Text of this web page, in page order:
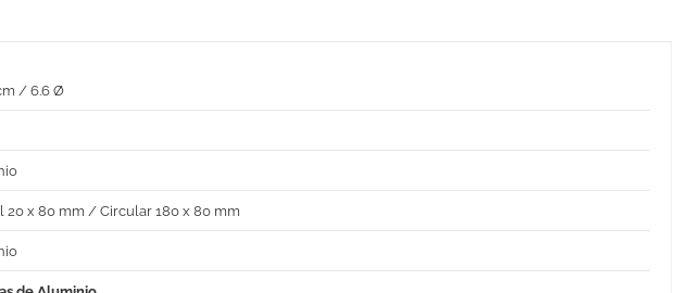
/ 6.6 Ø
20 x 80 mm / Circular 180 x 80 mm